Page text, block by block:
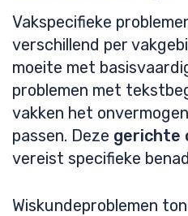
Vakspecifieke
verschillend per
moeite met
problemen met
vakken het
passen. Deze gerichte
vereist specifieke
Wiskundeproblemen